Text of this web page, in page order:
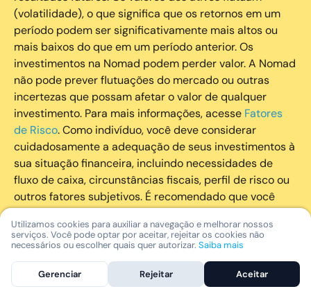
(volatilidade), o que significa que os retornos em um
período podem ser significativamente mais altos ou
mais baixos do que em um período anterior. Os
investimentos na Nomad podem perder valor. A Nomad
não pode prever flutuações do mercado ou outras
incertezas que possam afetar o valor de qualquer
investimento. Para mais informações, acesse Fatores
de Risco. Como indivíduo, você deve considerar
cuidadosamente a adequação de seus investimentos à
sua situação financeira, incluindo necessidades de
fluxo de caixa, circunstâncias fiscais, perfil de risco ou
outros fatores subjetivos. É recomendado que você
utilize todos os recursos disponíveis para se informar
sobre investimentos de maneira geral e sobre a
composição geral de seu portfólio. Questões fiscais ou
legais relativas aos investimentos realizados através da
Nomad devem ser obtidas pelos próprios clientes. A
Utilizamos cookies para auxiliar a navegação e melhorar nossos
serviços. Você pode optar por aceitar, rejeitar os cookies não
necessários ou escolher quais quer autorizar. Saiba mais
Gerenciar Rejeitar Aceitar